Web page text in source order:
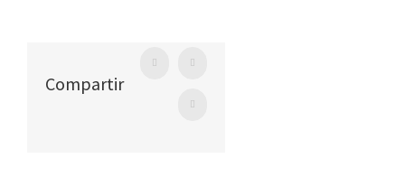
Compartir
Facebook Twitter
WhatsApp